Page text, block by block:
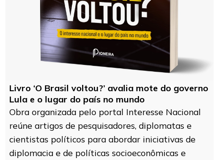
Livro ‘O Brasil voltou?’ avalia mote do governo
Lula e o lugar do país no mundo
Obra organizada pelo portal Interesse Nacional
reúne artigos de pesquisadores, diplomatas e
cientistas políticos para abordar iniciativas de
diplomacia e de políticas socioeconômicas e